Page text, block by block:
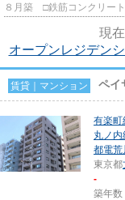
８月築 □鉄筋コンクリート造地上１１階建て
現
オープンレジデン
賃貸｜マンション ペイ
有楽町
丸ノ内
都電荒
東京都
-
築年数